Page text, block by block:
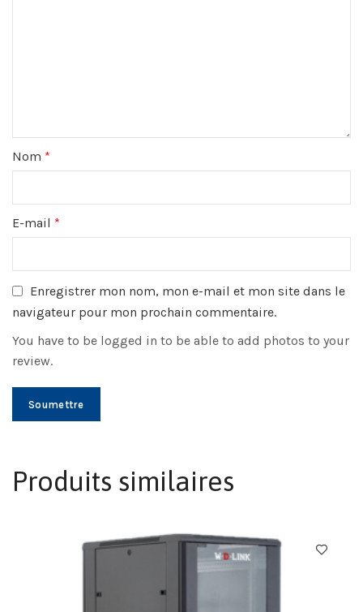
Nom *
E-mail *
Enregistrer mon nom, mon e-mail et mon site dans le
navigateur pour mon prochain commentaire.
You have to be logged in to be able to add photos to your
review.
Produits similaires